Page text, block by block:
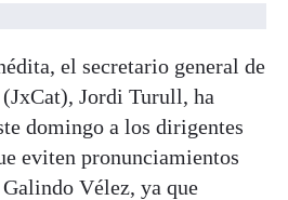
el secretario general de
Jordi Turull, ha
domingo a los dirigentes
eviten pronunciamientos
Vélez, ya que